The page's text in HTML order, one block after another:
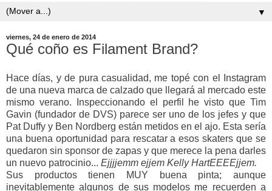
▼
viernes, 24 de enero de 2014
Qué coño es Filament Brand?
Hace días, y de pura casualidad, me topé con el Instagram
de una nueva marca de calzado que llegará al mercado este
mismo verano. Inspeccionando el perfil he visto que Tim
Gavin (fundador de DVS) parece ser uno de los jefes y que
Pat Duffy y Ben Nordberg están metidos en el ajo. Esta sería
una buena oportunidad para rescatar a esos skaters que se
quedaron sin sponsor de zapas y que merece la pena darles
un nuevo patrocinio... Ejjjjemm ejjem Kelly HartEEEEjjem.
Sus productos tienen MUY buena pinta; aunque
inevitablemente algunos de sus modelos me recuerden a